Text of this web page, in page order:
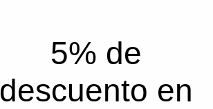
5% de
descuento en